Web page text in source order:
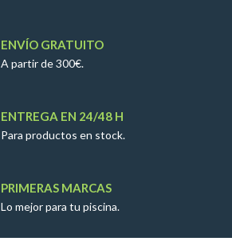
ENVÍO GRATUITO
A partir de 300€.
ENTREGA EN 24/48 H
Para productos en stock.
PRIMERAS MARCAS
Lo mejor para tu piscina.